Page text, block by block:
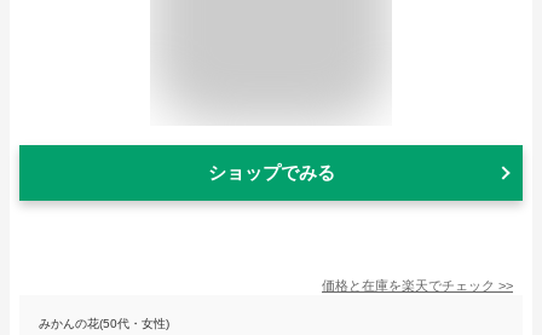
ショップでみる
価格と在庫を楽天でチェック >>
みかんの花(50代・女性)